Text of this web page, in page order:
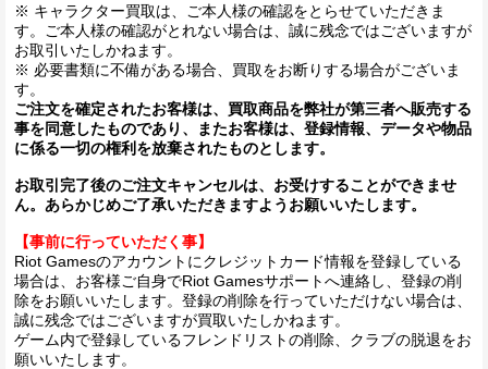
※ キャラクター買取は、ご本人様の確認をとらせていただきま
す。ご本人様の確認がとれない場合は、誠に残念ではございますが
お取引いたしかねます。
※ 必要書類に不備がある場合、買取をお断りする場合がございま
す。
ご注文を確定されたお客様は、買取商品を弊社が第三者へ販売する
事を同意したものであり、またお客様は、登録情報、データや物品
に係る一切の権利を放棄されたものとします。
お取引完了後のご注文キャンセルは、お受けすることができませ
ん。あらかじめご了承いただきますようお願いいたします。
【事前に行っていただく事】
Riot Gamesのアカウントにクレジットカード情報を登録している
場合は、お客様ご自身でRiot Gamesサポートへ連絡し、登録の削
除をお願いいたします。登録の削除を行っていただけない場合は、
誠に残念ではございますが買取いたしかねます。
ゲーム内で登録しているフレンドリストの削除、クラブの脱退をお
願いいたします。